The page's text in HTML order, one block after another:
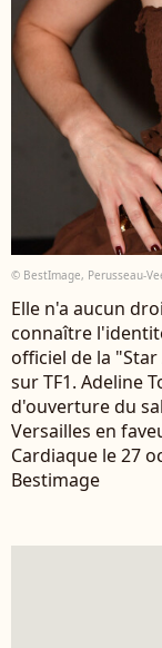
© BestImage, Perusseau-
Elle n'a aucun
connaître
officiel de la
sur TF1. Adeline
d'ouverture du
Versailles en
Cardiaque le 27
Bestimage